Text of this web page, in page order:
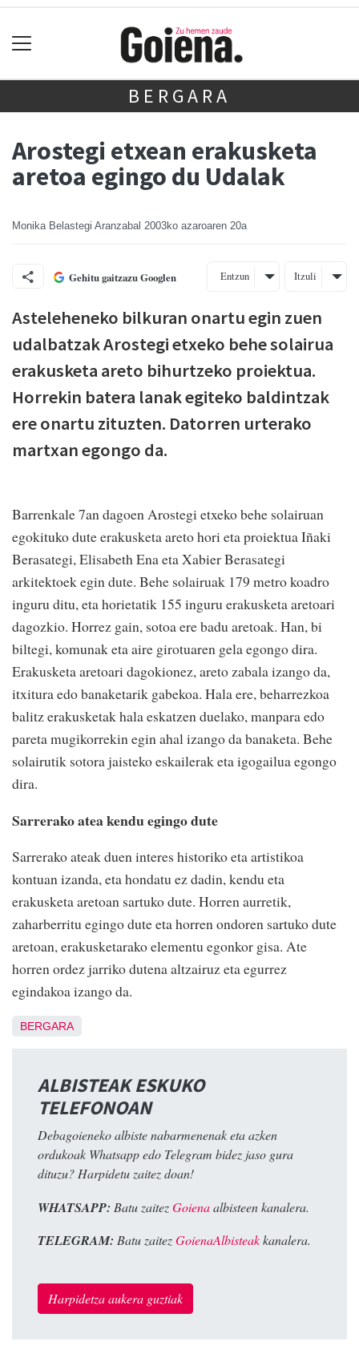
BERGARA
Arostegi etxean erakusketa
aretoa egingo du Udalak
Monika Belastegi Aranzabal 2003ko azaroaren 20a
Gehitu gaitzazu Googlen Entzun Itzuli
Asteleheneko bilkuran onartu egin zuen
udalbatzak Arostegi etxeko behe solairua
erakusketa areto bihurtzeko proiektua.
Horrekin batera lanak egiteko baldintzak
ere onartu zituzten. Datorren urterako
martxan egongo da.
Barrenkale 7an dagoen Arostegi etxeko behe solairuan
egokituko dute erakusketa areto hori eta proiektua Iñaki
Berasategi, Elisabeth Ena eta Xabier Berasategi
arkitektoek egin dute. Behe solairuak 179 metro koadro
inguru ditu, eta horietatik 155 inguru erakusketa aretoari
dagozkio. Horrez gain, sotoa ere badu aretoak. Han, bi
biltegi, komunak eta aire girotuaren gela egongo dira.
Erakusketa aretoari dagokionez, areto zabala izango da,
itxitura edo banaketarik gabekoa. Hala ere, beharrezkoa
balitz erakusketak hala eskatzen duelako, manpara edo
pareta mugikorrekin egin ahal izango da banaketa. Behe
solairutik sotora jaisteko eskailerak eta igogailua egongo
dira.
Sarrerako atea kendu egingo dute
Sarrerako ateak duen interes historiko eta artistikoa
kontuan izanda, eta hondatu ez dadin, kendu eta
erakusketa aretoan sartuko dute. Horren aurretik,
zaharberritu egingo dute eta horren ondoren sartuko dute
aretoan, erakusketarako elementu egonkor gisa. Ate
horren ordez jarriko dutena altzairuz eta egurrez
egindakoa izango da.
BERGARA
ALBISTEAK ESKUKO
TELEFONOAN
Debagoieneko albiste nabarmenenak eta azken
ordukoak Whatsapp edo Telegram bidez jaso gura
dituzu? Harpidetu zaitez doan!
WHATSAPP: Batu zaitezGoienaalbisteen kanalera.
TELEGRAM: Batu zaitezGoienaAlbisteakkanalera.
Harpidetza aukera guztiak